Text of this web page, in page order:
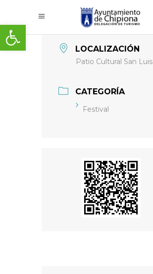
Abrir barra de herramientas
LOCALIZACIÓN
Patio Cultural San Luis
CATEGORÍA
Festival